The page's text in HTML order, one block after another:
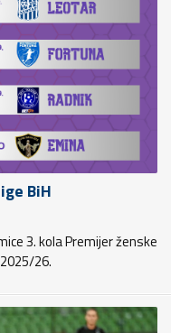
BiH
3. kola Premijer ženske
26.